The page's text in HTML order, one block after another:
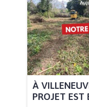
À
PROJET EST